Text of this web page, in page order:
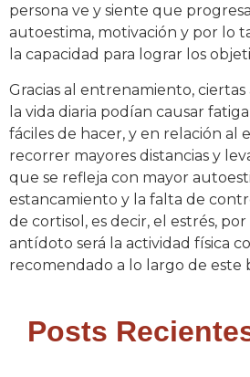
persona ve y siente que
autoestima, motivación y por lo
la capacidad para lograr los
Gracias al entrenamiento,
la vida diaria podían causar
fáciles de hacer, y en relación al
recorrer mayores distancias y
que se refleja con mayor
estancamiento y la falta de
de cortisol, es decir, el estrés,
antídoto será la actividad física
recomendado a lo largo de este
Posts